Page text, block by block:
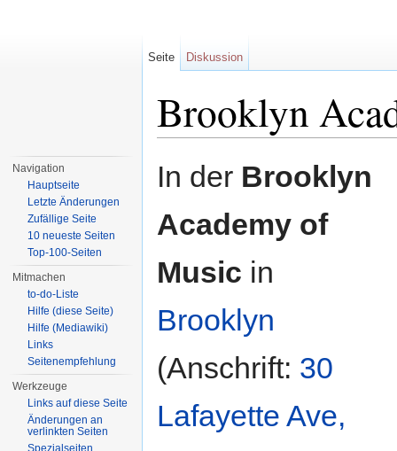
Brooklyn
In der Brooklyn
Academy of
Music in
Brooklyn
(Anschrift: 30
Lafayette Ave,
Seite Diskussion
Navigation
Hauptseite
Letzte Änderungen
Zufällige Seite
10 neueste Seiten
Top-100-Seiten
Mitmachen
to-do-Liste
Hilfe (diese Seite)
Hilfe (Mediawiki)
Links
Seitenempfehlung
Werkzeuge
Links auf diese Seite
Änderungen an
verlinkten Seiten
Spezialseiten